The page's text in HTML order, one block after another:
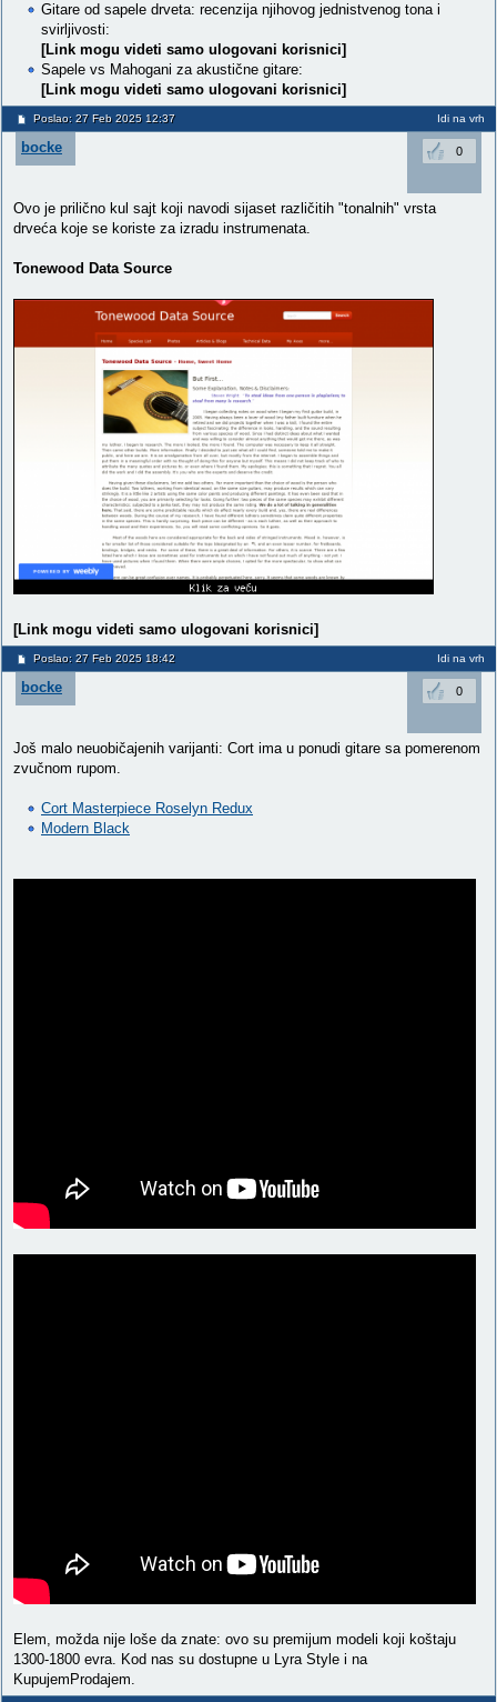
Gitare od sapele drveta: recenzija njihovog jednistvenog tona i
svirljivosti:
[Link mogu videti samo ulogovani korisnici]
Sapele vs Mahogani za akustične gitare:
[Link mogu videti samo ulogovani korisnici]
Poslao: 27 Feb 2025 12:37 Idi na vrh
bocke 0
Ovo je prilično kul sajt koji navodi sijaset različitih "tonalnih" vrsta
drveća koje se koriste za izradu instrumenata.
Tonewood Data Source
[Link mogu videti samo ulogovani korisnici]
Poslao: 27 Feb 2025 18:42 Idi na vrh
bocke 0
Još malo neuobičajenih varijanti: Cort ima u ponudi gitare sa pomerenom
zvučnom rupom.
Cort Masterpiece Roselyn Redux
Modern Black
Elem, možda nije loše da znate: ovo su premijum modeli koji koštaju
1300-1800 evra. Kod nas su dostupne u Lyra Style i na
KupujemProdajem.